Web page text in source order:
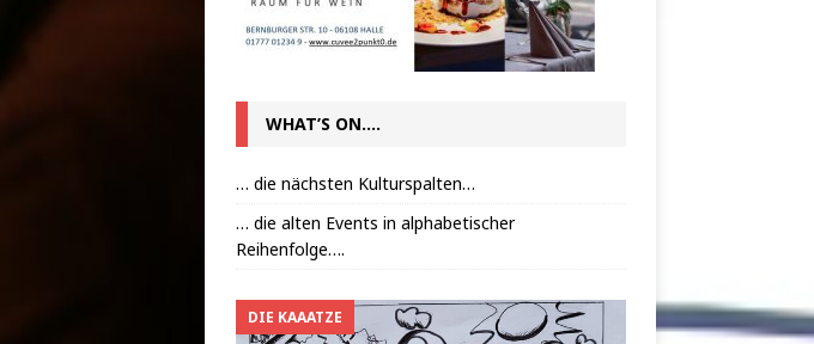
WHAT’S ON….
… die nächsten Kulturspalten…
… die alten Events in alphabetischer
Reihenfolge….
DIE KAAATZE